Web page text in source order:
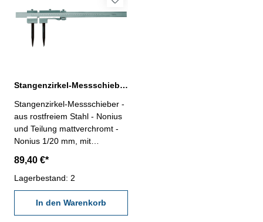
Stangenzirkel-Messschieber 500 mm
Stangenzirkel-Messschieber -
aus rostfreiem Stahl - Nonius
und Teilung mattverchromt -
Nonius 1/20 mm, mit
Vierkantstange -
auswechselbare HM-Spitzen
Messbereich : 500 mm
89,40 €*
Lagerbestand: 2
In den Warenkorb